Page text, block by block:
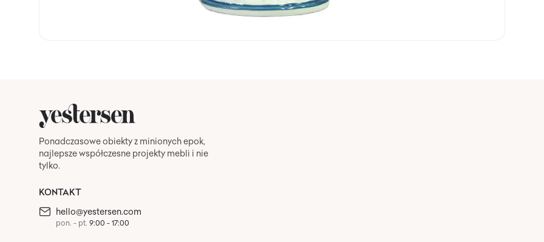
Ponadczasowe obiekty z minionych epok,
najlepsze współczesne projekty mebli i nie
tylko.
KONTAKT
hello@yestersen.com
pon. - pt. 9:00 - 17:00